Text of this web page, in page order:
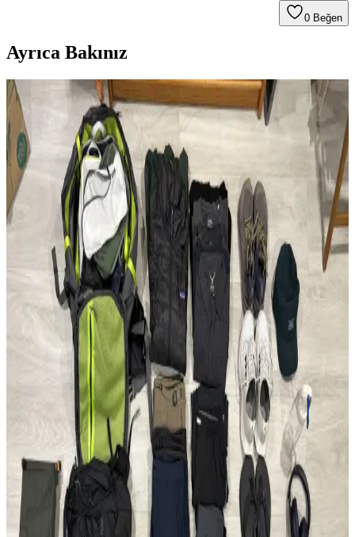
0 Beğen
Ayrıca Bakınız
Modifiye Edilmiş Vintage REI Sırt Çantası: Hafiflik
ve Fonksiyonellik Üzerine Teknik İnceleme
Vintage REI sırt çantasının modifikasyonları, hafiflik ve
fonksiyonelliği artırarak günlük kullanım ve seyahat için optimize
edilmiştir. Teknik müdahaleler ergonomi ve dayanıklılığı
güçlendirmektedir.
Çoklu Sırt Çantası Koleksiyonu ve Onebag Seyahat
Konseptinde Kullanım İncelemesi
Çeşitli sırt çantalarının kullanım alanları, özellikleri ve onebag
seyahat konseptindeki rolleri incelenerek, ideal çanta seçimi ve
fonksiyonellik dengesi üzerine kapsamlı bilgiler sunulmaktadır.
Fjällräven Kånken 16L ile 15 Günlük Yaz
Seyahatinde Hafif ve Verimli Paketleme
Fjällräven Kånken 16L sırt çantasıyla 15 günlük yaz seyahati için
hafif ve düzenli paketleme yöntemleri, ergonomik özellikler ve
seyahat deneyimleri detaylandırılıyor.
22.5L ve Kişisel Eşya ile Seyahat veya Tek 30L Sırt
Çantası Tercihi: Hava Yolu Kısıtlamaları ve Konfor
Seyahatlerde 22.5L sırt çantası ve kişisel eşya kombinasyonu ile tek
28-30L sırt çantası arasındaki avantajlar, hava yolu kısıtlamaları ve
taşıma konforu açısından karşılaştırılıyor.